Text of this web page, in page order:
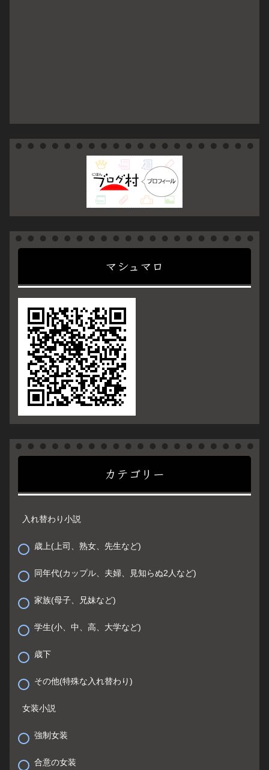
マシュマロ
カテゴリー
入れ替わり小説
歳上(上司、熟女、先生など)
同年代(カップル、夫婦、見知らぬ2人など)
家族(母子、兄妹など)
学生(小、中、高、大学など)
歳下
その他(特殊な入れ替わり)
女装小説
強制女装
合意の女装